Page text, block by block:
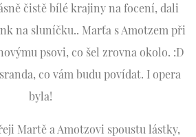
čistě bílé krajiny na focení, dali
na sluníčku.. Marťa s Amotzem při
psovi, co šel zrovna okolo. :D
co vám budu povídat. I opera
byla!
Martě a Amotzovi spoustu lástky,